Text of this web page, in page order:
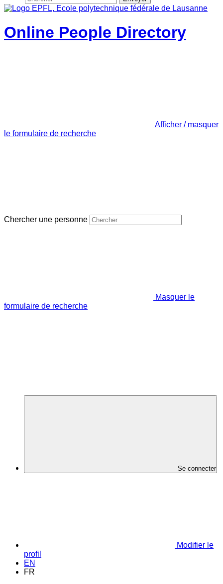
Online People Directory
Afficher / masquer
le formulaire de recherche
Chercher une personne
Masquer le
formulaire de recherche
Se connecter
Modifier le
profil
EN
FR